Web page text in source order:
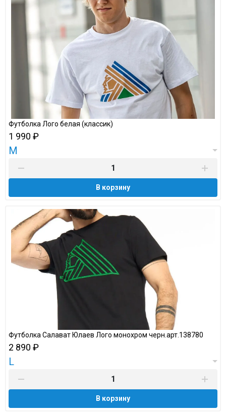
Футболка Лого белая (классик)
1 990 ₽
M
В корзину
Футболка Салават Юлаев Лого монохром черн.арт.138780
2 890 ₽
L
В корзину